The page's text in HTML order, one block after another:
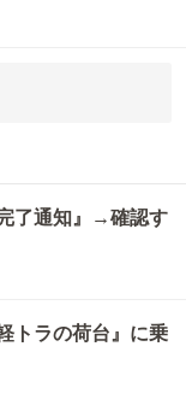
了通知』→確認す
トラの荷台』に乗